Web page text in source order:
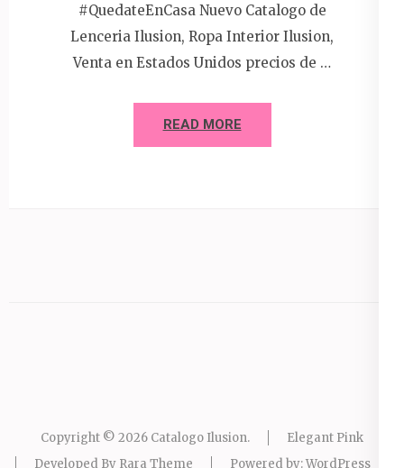
#QuedateEnCasa Nuevo Catalogo de
Lenceria Ilusion, Ropa Interior Ilusion,
Venta en Estados Unidos precios de …
READ MORE
Copyright © 2026 Catalogo Ilusion.
Elegant Pink
Developed By Rara Theme Powered by:WordPress